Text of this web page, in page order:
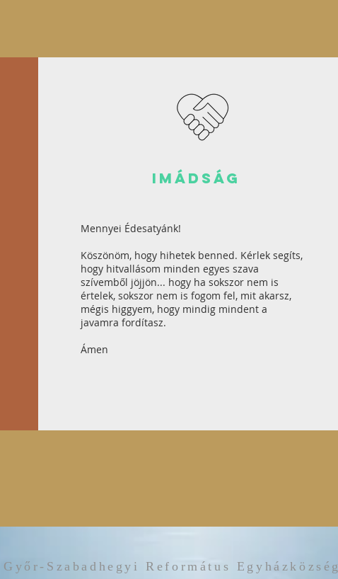
imádság
Mennyei Édesatyánk!
Köszönöm, hogy hihetek benned. Kérlek segíts,
hogy hitvallásom minden egyes szava
szívemből jöjjön... hogy ha sokszor nem is
értelek, sokszor nem is fogom fel, mit akarsz,
mégis higgyem, hogy mindig mindent a
javamra fordítasz.
Ámen
Győr-Szabadhegyi Református Egyházközség